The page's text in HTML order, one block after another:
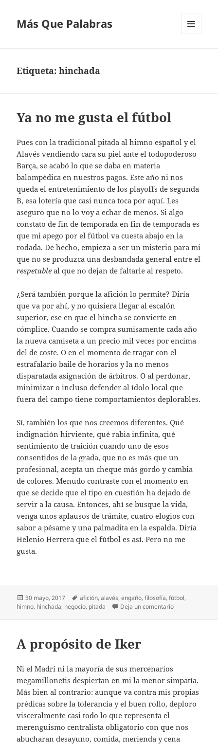
Más Que Palabras
Etiqueta:hinchada
Ya no me gusta el fútbol
Pues con la tradicional pitada al himno español y el
Alavés vendiendo cara su piel ante el todopoderoso
Barça, se acabó lo que se daba en materia
balompédica en nuestros pagos. Este año ni nos
queda el entretenimiento de los playoffs de segunda
B, esa lotería que casi nunca toca por aquí. Les
aseguro que no lo voy a echar de menos. Si algo
constato de fin de temporada en fin de temporada es
que mi apego por el fútbol va cuesta abajo en la
rodada. De hecho, empieza a ser un misterio para mi
que no se produzca una desbandada general entre el
respetable al que no dejan de faltarle al respeto.
¿Será también porque la afición lo permite? Diría
que va por ahí, y no quisiera llegar al escalón
superior, ese en que el hincha se convierte en
cómplice. Cuando se compra sumisamente cada año
la nueva camiseta a un precio mil veces por encima
del de coste. O en el momento de tragar con el
estrafalario baile de horarios y la no menos
disparatada asignación de árbitros. O al perdonar,
minimizar o incluso defender al ídolo local que
fuera del campo tiene comportamientos deplorables.
Sí, también los que nos creemos diferentes. Qué
indignación hirviente, qué rabia infinita, qué
sentimiento de traición cuando uno de esos
consentidos de la grada, que no es más que un
profesional, acepta un cheque más gordo y cambia
de colores. Menudo contraste con el momento en
que se decide que el tipo en cuestión ha dejado de
servir a la causa. Entonces, ahí se busque la vida,
venga unos aplausos de trámite, cuatro elogios con
sabor a pésame y una palmadita en la espalda. Diría
Helenio Herrera que el fútbol es así. Pero no me
gusta.
Publicado
el
30 mayo, 2017 Etiquetas
afición,alavés,engaño,filosofía,fútbol,
himno, hinchada, negocio, pitada Deja un comentarioen Ya no me
A propósito de Iker
Ni el Madrí ni la mayoría de sus mercenarios
megamillonetis despiertan en mi la menor simpatía.
Más bien al contrario: aunque va contra mis propias
prédicas sobre la tolerancia y el buen rollo, deploro
visceralmente casi todo lo que representa el
merenguismo centralista obligatorio con que nos
abucharan desayuno, comida, merienda y cena